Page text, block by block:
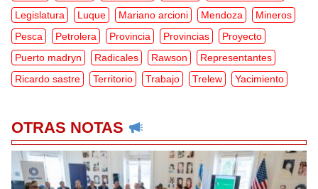
Legislatura
Luque Mariano arcioni Mendoza
Mineros
Pesca
Petrolera Provincia Provincias
Proyecto
Puerto madryn
Radicales Rawson
Representantes
Ricardo sastre
Territorio Trabajo Trelew Yacimiento
OTRAS NOTAS